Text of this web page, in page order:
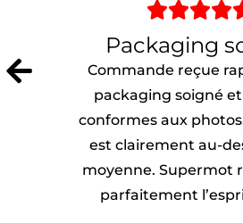

Packaging
Commande reçue
packaging soigné
conformes aux
est clairement au-
moyenne. Supermot
parfaitement